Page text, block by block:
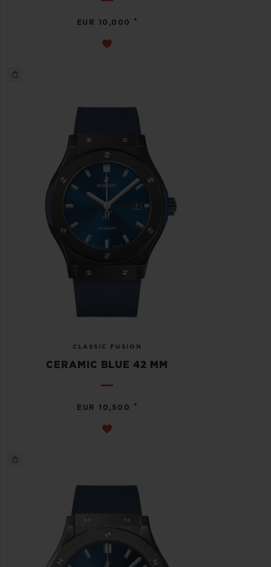
EUR 10,000 •
CLASSIC FUSION
CERAMIC BLUE 42 MM
EUR 10,500 •